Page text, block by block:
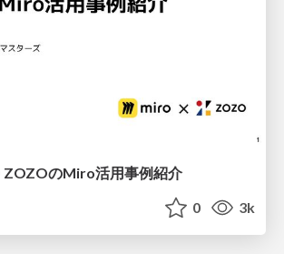
のMiro活用事例紹介
0 3k